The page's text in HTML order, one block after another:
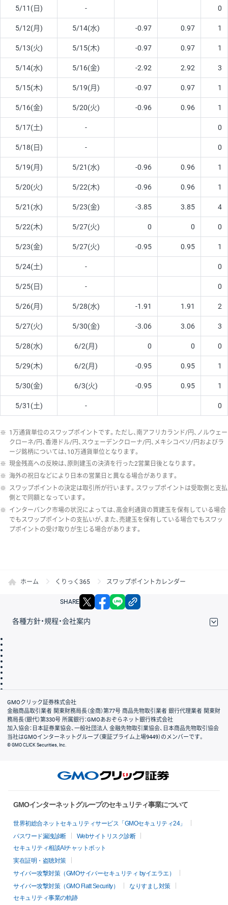
5/11(日) - 0
5/12(月) 5/14(水) -0.97 0.97 1
5/13(火) 5/15(木) -0.97 0.97 1
5/14(水) 5/16(金) -2.92 2.92 3
5/15(木) 5/19(月) -0.97 0.97 1
5/16(金) 5/20(火) -0.96 0.96 1
5/17(土) - 0
5/18(日) - 0
5/19(月) 5/21(水) -0.96 0.96 1
5/20(火) 5/22(木) -0.96 0.96 1
5/21(水) 5/23(金) -3.85 3.85 4
5/22(木) 5/27(火) 0 0 0
5/23(金) 5/27(火) -0.95 0.95 1
5/24(土) - 0
5/25(日) - 0
5/26(月) 5/28(水) -1.91 1.91 2
5/27(火) 5/30(金) -3.06 3.06 3
5/28(水) 6/2(月) 0 0 0
5/29(木) 6/2(月) -0.95 0.95 1
5/30(金) 6/3(火) -0.95 0.95 1
5/31(土) - 0
※ 1万通貨単位のスワップポイントです。ただし、南アフリカランド/円、ノルウェー
クローネ/円、香港ドル/円、スウェーデンクローナ/円、メキシコペソ/円およびラ
ージ銘柄については、10万通貨単位となります。
※ 現金残高への反映は、原則建玉の決済を行った2営業日後となります。
※ 海外の祝日などにより日本の営業日と異なる場合があります。
※ スワップポイントの決定は取引所が行います。スワップポイントは受取側と支払
側とで同額となっています。
※ インターバンク市場の状況によっては、高金利通貨の買建玉を保有している場合
でもスワップポイントの支払いが、また、売建玉を保有している場合でもスワッ
プポイントの受け取りが生じる場合があります。
ホーム くりっく365 スワップポイントカレンダー
SHARE X facebook
各種方針・規程・会社案内
会社案内
GMOクリック証券株式会社
金融商品取引業者 関東財務局長（金商）第77号 商品先物取引業者 銀行代理業者 関東財
務局長（銀代）第330号 所属銀行：GMOあおぞらネット銀行株式会社
加入協会：日本証券業協会、一般社団法人 金融先物取引業協会、日本商品先物取引協会
当社はGMOインターネットグループ（東証プライム上場9449）のメンバーです。
© GMO CLICK Securities, Inc.
GMOインターネットグループのセキュリティ事業について
世界初総合ネットセキュリティサービス「GMOセキュリティ24」
パスワード漏洩診断
Webサイトリスク診断
セキュリティ相談AIチャットボット
実在証明・盗聴対策
サイバー攻撃対策（GMOサイバーセキュリティ byイエラエ）
サイバー攻撃対策（GMO Flatt Security）
なりすまし対策
セキュリティ事業の軌跡